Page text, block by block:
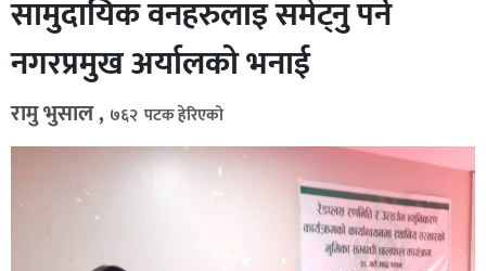
सामुदायिक वनहरुलाइ समेट्नु पर्ने
नगरप्रमुख अर्यालको भनाई
रामु भुसाल , ७६२ पटक हेरिएको